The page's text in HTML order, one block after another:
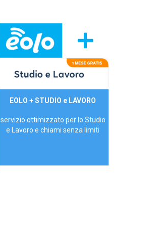
29,90€/mese
EOLO + STUDIO e LAVORO
servizio ottimizzato per lo Studio
e Lavoro e chiami senza limiti